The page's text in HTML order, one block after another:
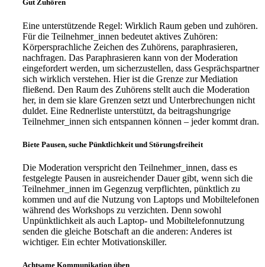
Gut Zuhören
Eine unterstützende Regel: Wirklich Raum geben und zuhören.
Für die Teilnehmer_innen bedeutet aktives Zuhören:
Körpersprachliche Zeichen des Zuhörens, paraphrasieren,
nachfragen. Das Paraphrasieren kann von der Moderation
eingefordert werden, um sicherzustellen, dass Gesprächspartner
sich wirklich verstehen. Hier ist die Grenze zur Mediation
fließend. Den Raum des Zuhörens stellt auch die Moderation
her, in dem sie klare Grenzen setzt und Unterbrechungen nicht
duldet. Eine Rednerliste unterstützt, da beitragshungrige
Teilnehmer_innen sich entspannen können – jeder kommt dran.
Biete Pausen, suche Pünktlichkeit und Störungsfreiheit
Die Moderation verspricht den Teilnehmer_innen, dass es
festgelegte Pausen in ausreichender Dauer gibt, wenn sich die
Teilnehmer_innen im Gegenzug verpflichten, pünktlich zu
kommen und auf die Nutzung von Laptops und Mobiltelefonen
während des Workshops zu verzichten. Denn sowohl
Unpünktlichkeit als auch Laptop- und Mobiltelefonnutzung
senden die gleiche Botschaft an die anderen: Anderes ist
wichtiger. Ein echter Motivationskiller.
Achtsame Kommunikation üben